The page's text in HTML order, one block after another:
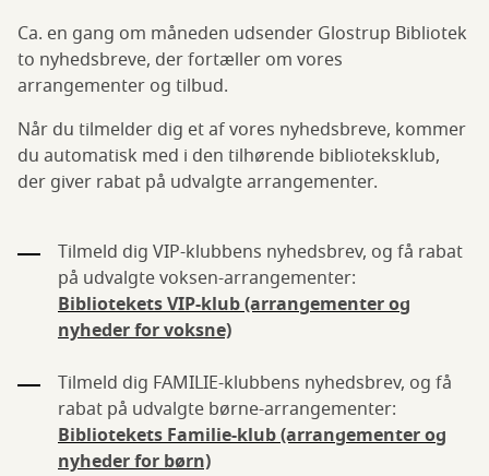
Ca. en gang om måneden udsender Glostrup Bibliotek
to nyhedsbreve, der fortæller om vores
arrangementer og tilbud.
Når du tilmelder dig et af vores nyhedsbreve, kommer
du automatisk med i den tilhørende biblioteksklub,
der giver rabat på udvalgte arrangementer.
Tilmeld dig VIP-klubbens nyhedsbrev, og få rabat
på udvalgte voksen-arrangementer:
Bibliotekets VIP-klub (arrangementer og
nyheder for voksne)
Tilmeld dig FAMILIE-klubbens nyhedsbrev, og få
rabat på udvalgte børne-arrangementer:
Bibliotekets Familie-klub (arrangementer og
nyheder for børn)